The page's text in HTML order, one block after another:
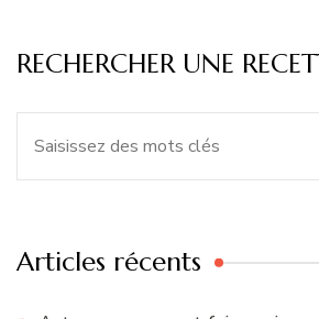
RECHERCHER UNE
Articles récents